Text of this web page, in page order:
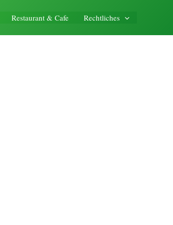
Restaurant & Cafe Rechtliches